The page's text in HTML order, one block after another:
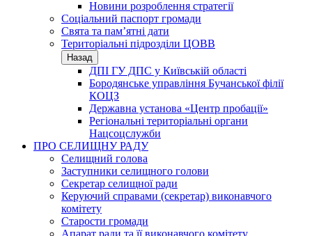
Новини розроблення стратегії
Соціальний паспорт громади
Свята та пам’ятні дати
Територіальні підрозділи ЦОВВ
Назад
ДПІ ГУ ДПС у Київській області
Бородянське управління Бучанської філії
КОЦЗ
Державна установа «Центр пробації»
Регіональні територіальні органи
Нацсоцслужби
ПРО СЕЛИЩНУ РАДУ
Селищний голова
Заступники селищного голови
Секретар селищної ради
Керуючий справами (секретар) виконавчого
комітету
Старости громади
Апарат ради та її виконавчого комітету